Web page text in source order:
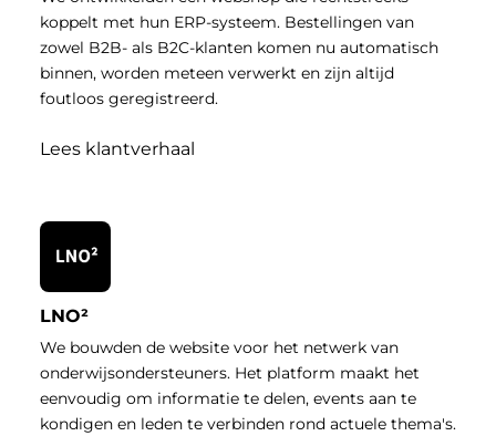
koppelt met hun ERP-systeem. Bestellingen van
zowel B2B- als B2C-klanten komen nu automatisch
binnen, worden meteen verwerkt en zijn altijd
foutloos geregistreerd.
Lees klantverhaal
LNO²
We bouwden de website voor het netwerk van
onderwijsondersteuners. Het platform maakt het
eenvoudig om informatie te delen, events aan te
kondigen en leden te verbinden rond actuele thema's.